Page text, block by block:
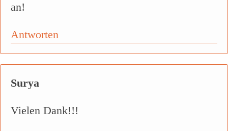
an!
Antworten
Surya
Vielen Dank!!!